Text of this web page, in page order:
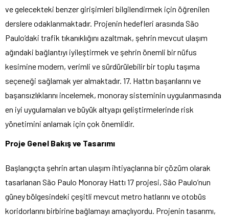
ve gelecekteki benzer girişimleri bilgilendirmek için öğrenilen
derslere odaklanmaktadır. Projenin hedefleri arasında São
Paulo’daki trafik tıkanıklığını azaltmak, şehrin mevcut ulaşım
ağındaki bağlantıyı iyileştirmek ve şehrin önemli bir nüfus
kesimine modern, verimli ve sürdürülebilir bir toplu taşıma
seçeneği sağlamak yer almaktadır. 17. Hattın başarılarını ve
başarısızlıklarını incelemek, monoray sisteminin uygulanmasında
en iyi uygulamaları ve büyük altyapı geliştirmelerinde risk
yönetimini anlamak için çok önemlidir.
Proje Genel Bakış ve Tasarımı
Başlangıçta şehrin artan ulaşım ihtiyaçlarına bir çözüm olarak
tasarlanan São Paulo Monoray Hattı 17 projesi, São Paulo’nun
güney bölgesindeki çeşitli mevcut metro hatlarını ve otobüs
koridorlarını birbirine bağlamayı amaçlıyordu. Projenin tasarımı,